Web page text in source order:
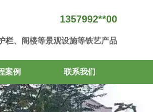
1357992**00
栏、阁楼等景观设施等铁艺产品
案例 联系我们